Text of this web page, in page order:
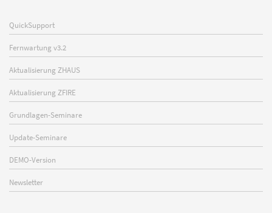
QuickSupport
Fernwartung v3.2
Aktualisierung ZHAUS
Aktualisierung ZFIRE
Grundlagen-Seminare
Update-Seminare
DEMO-Version
Newsletter